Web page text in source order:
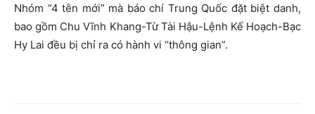
Nhóm “4 tên mới” mà báo chí Trung Quốc đặt biệt danh,
bao gồm Chu Vĩnh Khang-Từ Tài Hậu-Lệnh Kế Hoạch-Bạc
Hy Lai đều bị chỉ ra có hành vi “thông gian”.